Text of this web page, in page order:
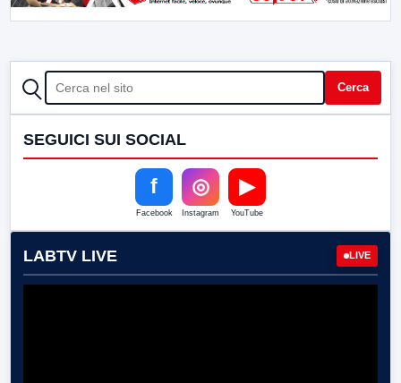
CERCA Cerca
SEGUICI SUI SOCIAL
f
Facebook
◎
Instagram
▶
YouTube
LABTV LIVE LIVE